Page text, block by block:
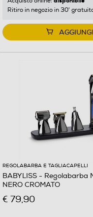
Ritiro in negozio in 30'
AGGIUNGI
REGOLABARBA E TAGLIACAPELLI
BABYLISS - Regolabarba
NERO CROMATO
€ 79,90